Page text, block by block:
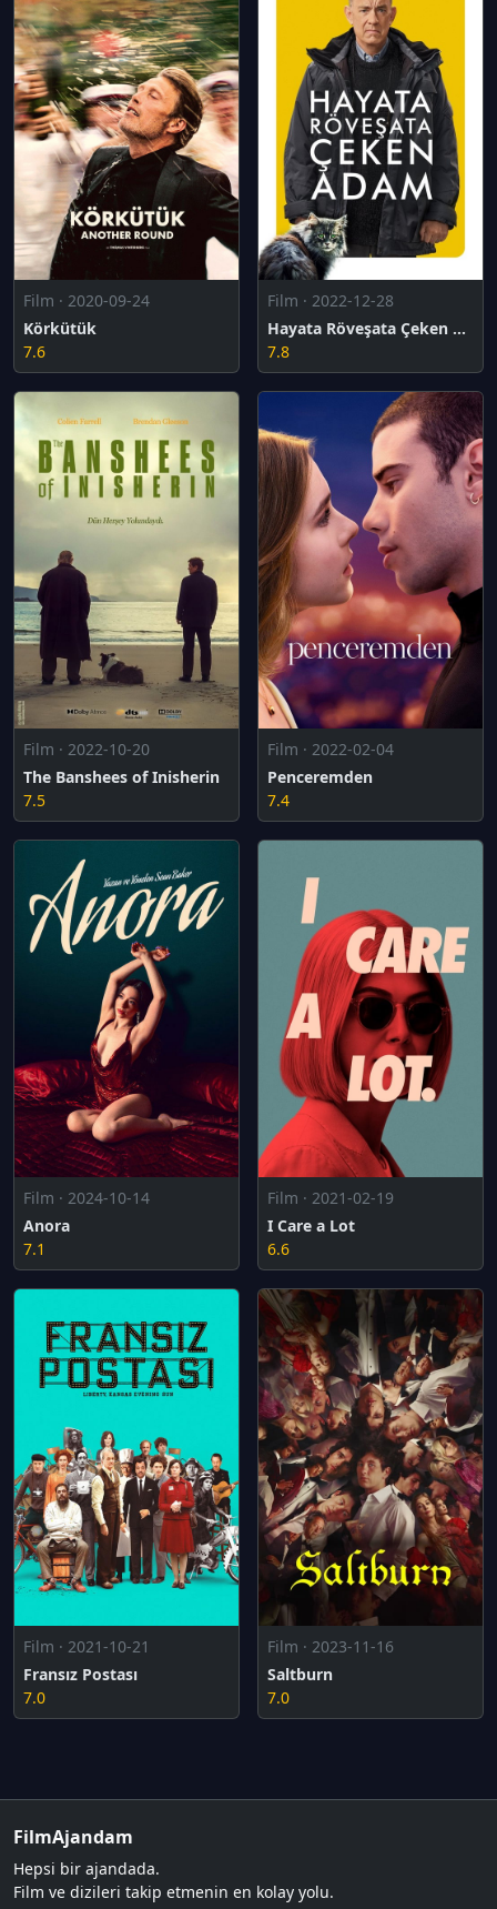
Film · 2020-09-24
Körkütük
7.6
Film · 2022-12-28
Hayata Röveşata Çeken Adam
7.8
Film · 2022-10-20
The Banshees of Inisherin
7.5
Film · 2022-02-04
Penceremden
7.4
Film · 2024-10-14
Anora
7.1
Film · 2021-02-19
I Care a Lot
6.6
Film · 2021-10-21
Fransız Postası
7.0
Film · 2023-11-16
Saltburn
7.0
FilmAjandam
Hepsi bir ajandada.
Film ve dizileri takip etmenin en kolay yolu.